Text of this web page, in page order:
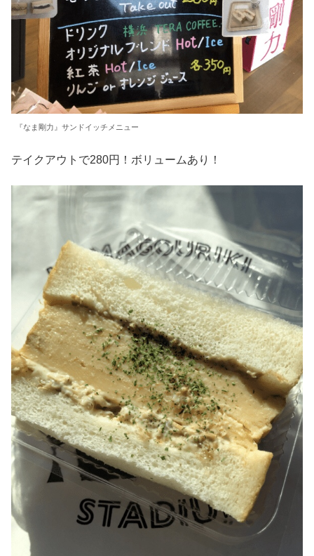
『なま剛力』サンドイッチメニュー
テイクアウトで280円！ボリュームあり！